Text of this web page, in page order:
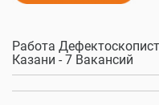
Работа
Казани - 7 Вакансий